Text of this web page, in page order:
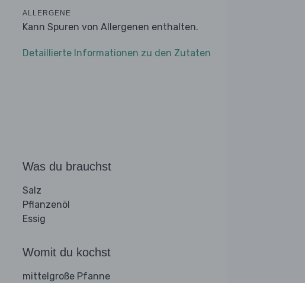
ALLERGENE
Kann Spuren von Allergenen enthalten.
Detaillierte Informationen zu den Zutaten
Was du brauchst
Salz
Pflanzenöl
Essig
Womit du kochst
mittelgroße Pfanne